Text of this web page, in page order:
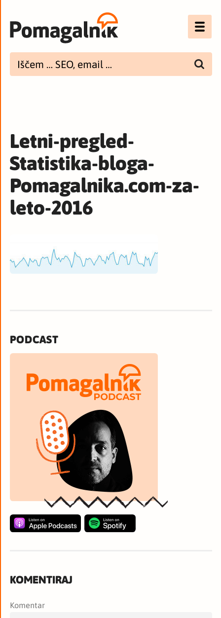
UX
Spletna dostopnost
PODCAST
Letni-pregled-
Statistika-bloga-
Pomagalnika.com-za-
leto-2016
PODCAST
KOMENTIRAJ
Komentar